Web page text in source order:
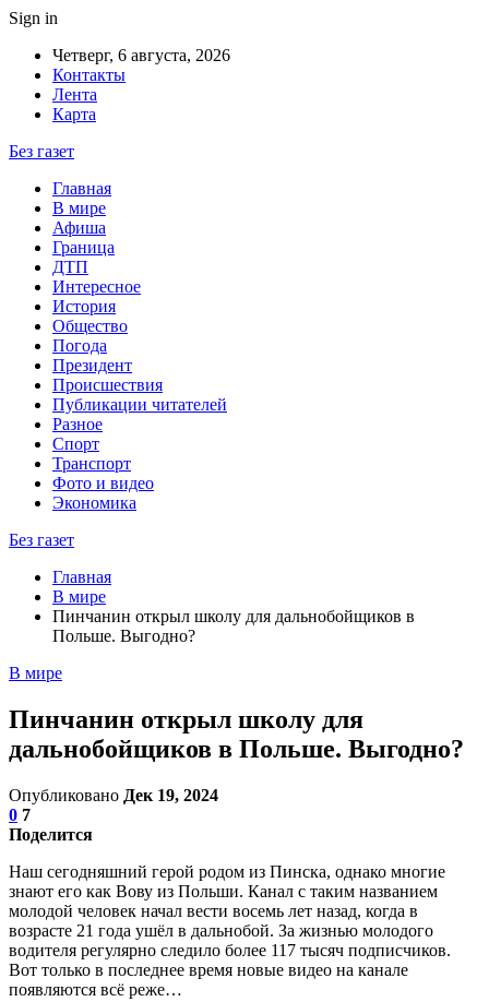
Sign in
Четверг, 6 августа, 2026
Контакты
Лента
Карта
Без газет
Главная
В мире
Афиша
Граница
ДТП
Интересное
История
Общество
Погода
Президент
Происшествия
Публикации читателей
Разное
Спорт
Транспорт
Фото и видео
Экономика
Без газет
Главная
В мире
Пинчанин открыл школу для дальнобойщиков в
Польше. Выгодно?
В мире
Пинчанин открыл школу для
дальнобойщиков в Польше. Выгодно?
Опубликовано Дек 19, 2024
0 7
Поделится
Наш сегодняшний герой родом из Пинска, однако многие
знают его как Вову из Польши. Канал с таким названием
молодой человек начал вести восемь лет назад, когда в
возрасте 21 года ушёл в дальнобой. За жизнью молодого
водителя регулярно следило более 117 тысяч подписчиков.
Вот только в последнее время новые видео на канале
появляются всё реже…